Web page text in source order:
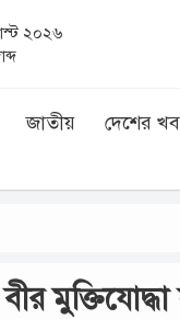
২০২৬
জাতীয় দেশের
বীর